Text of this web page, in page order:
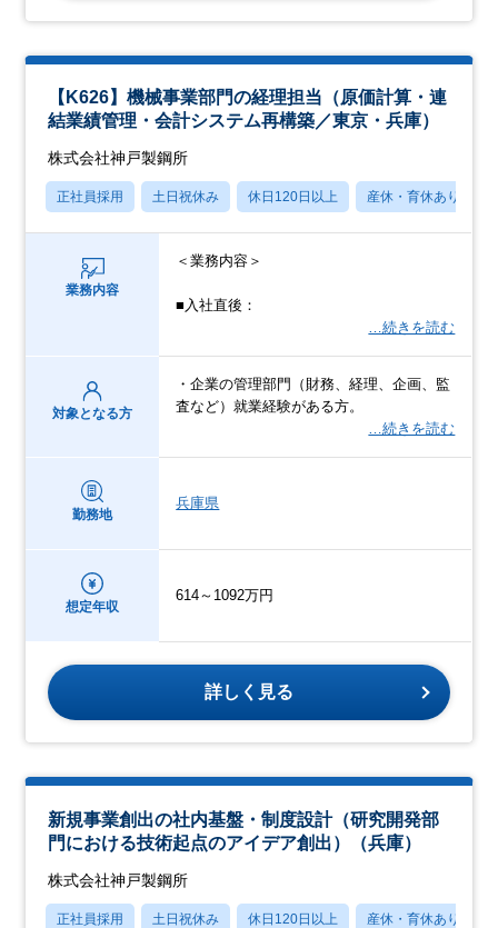
【K626】機械事業部門の経理担当（原価計算・連
結業績管理・会計システム再構築／東京・兵庫）
株式会社神戸製鋼所
正社員採用 土日祝休み 休日120日以上 産休・育休あり
業務内容
＜業務内容＞
■入社直後：
…続きを読む
対象となる方
・企業の管理部門（財務、経理、企画、監
査など）就業経験がある方。
…続きを読む
勤務地
兵庫県
想定年収
614～1092万円
詳しく見る
新規事業創出の社内基盤・制度設計（研究開発部
門における技術起点のアイデア創出）（兵庫）
株式会社神戸製鋼所
正社員採用 土日祝休み 休日120日以上 産休・育休あり